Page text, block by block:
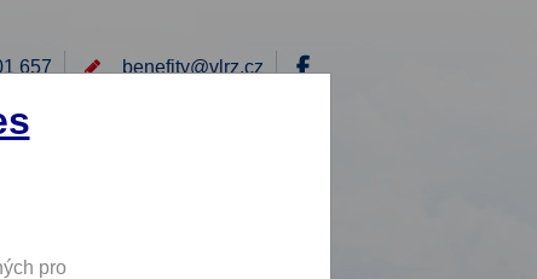
657 benefity@vlrz.cz
pro